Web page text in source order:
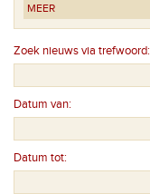
MEER
Zoek nieuws via trefwoord:
Datum van:
Datum tot: